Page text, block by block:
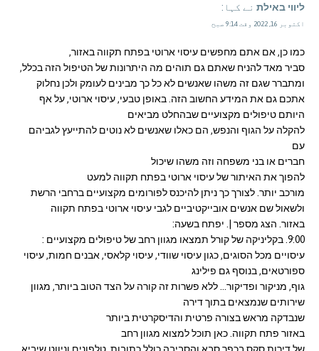
ליווי באילת نے کہا:
اکتوبر 16, 2022 وقت 9:14 صبح
כמו כן, אם אתם מחפשים עיסוי ארוטי בפתח תקווה באזור,
סביר מאד להניח שאתם גם תוהים מה היתרונות של הטיפול הזה בכלל,
ומתברר שגם זה משהו שאנשים לא כל כך מבינים לעומק ולכן נחלוק
אתכם גם את המידע החשוב הזה. באופן טבעי, עיסוי ארוטי, על אף
היותם טיפולים מקצועיים שבהחלט מביאים
להקלה על הגוף והנפש, הם כאלו שאנשים לא נוטים להתייעץ לגביהם
עם
חברים או בני משפחה וזה משהו שיכול
להפוך את האיתור של עיסוי ארוטי בפתח תקווה למעט
מורכב יותר. לצורך כך ניתן להיכנס לפורומים מקצועיים ברחבי הרשת
ולשאול שם אנשים אובייקטיביים לגבי עיסוי ארוטי בפתח תקווה
באזור. הצג מספר |. יפתח בשעה:
9:00. בקליניקה של קורל תמצאו מגוון רחב של טיפולים מקצועיים :
עיסויים מכל הסוגים, כגון עיסוי שוודי, עיסוי קלאסי, אבנים חמות, עיסוי
ספורטאים, בנוסף גם פילינג
גוף, מניקור ופדיקור… ללא פשרות זה קורה על הצד הטוב ביותר, מגוון
שירותים שנמצאים בתוך דירה
שנבדקה מראש בצורה פרטית והדיסקרטית ביותר
באזור פתח תקווה. כאן תוכל למצוא מגוון רחב